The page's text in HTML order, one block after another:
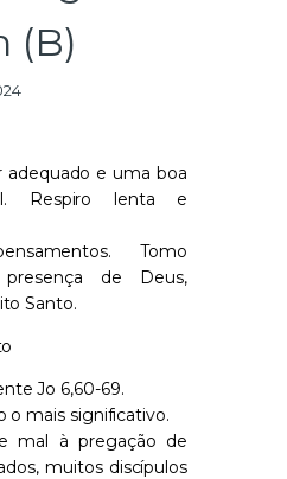
(B)
adequado e uma boa
Respiro lenta e
Tomo
de Deus,
Santo.
Jo 6,60-69.
o mais significativo.
mal à pregação de
muitos discípulos